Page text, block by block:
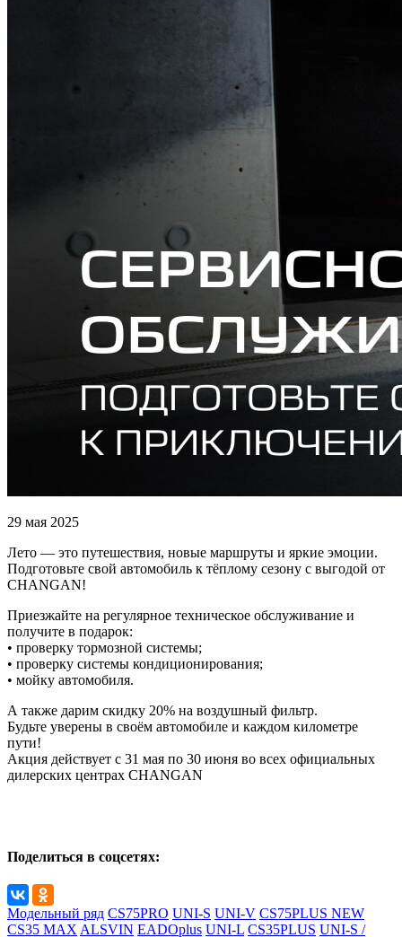
29 мая 2025
Лето — это путешествия, новые маршруты и яркие эмоции.
Подготовьте свой автомобиль к тёплому сезону с выгодой от
CHANGAN!
Приезжайте на регулярное техническое обслуживание и
получите в подарок:
•⁠ проверку тормозной системы;
•⁠ проверку системы кондиционирования;
•⁠ ⁠мойку автомобиля.
А также дарим скидку 20% на воздушный фильтр.
Будьте уверены в своём автомобиле и каждом километре
пути!
Акция действует с 31 мая по 30 июня во всех официальных
дилерских центрах CHANGAN
Поделиться в соцсетях:
Модельный ряд CS75PRO UNI-S UNI-V CS75PLUS NEW
CS35 MAX ALSVIN EADOplus UNI-L CS35PLUS UNI-S /